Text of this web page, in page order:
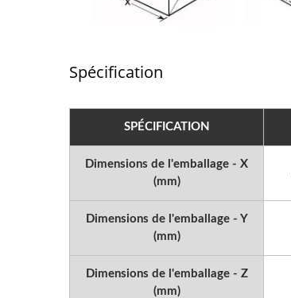
Spécification
SPÉCIFICATION
Dimensions de l'emballage - X
(mm)
Dimensions de l'emballage - Y
(mm)
Dimensions de l'emballage - Z
(mm)